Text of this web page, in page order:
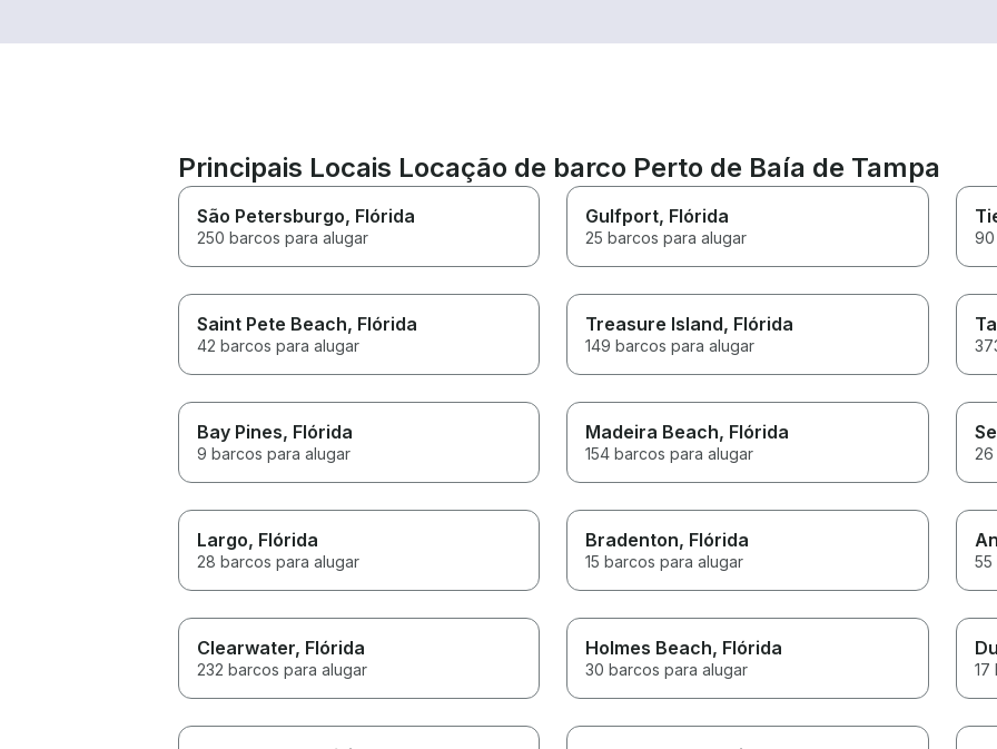
Principais Locais Locação de barco Perto de Baía de Tampa
São Petersburgo, Flórida
250 barcos para alugar
Gulfport, Flórida
25 barcos para alugar 90
Saint Pete Beach, Flórida
42 barcos para alugar
Treasure Island, Flórida
149 barcos para alugar
Bay Pines, Flórida
9 barcos para alugar
Madeira Beach, Flórida
154 barcos para alugar
Largo, Flórida
28 barcos para alugar
Bradenton, Flórida
15 barcos para alugar 55
Clearwater, Flórida
232 barcos para alugar
Holmes Beach, Flórida
30 barcos para alugar 17